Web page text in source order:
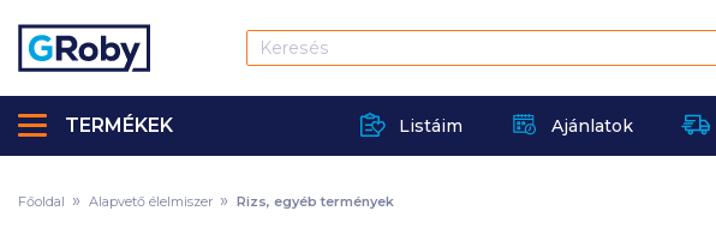
Listáim Ajánlatok
TERMÉKEK
Főoldal Alapvető élelmiszer Rizs, egyéb termények